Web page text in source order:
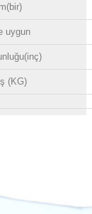
uygun
(KG)